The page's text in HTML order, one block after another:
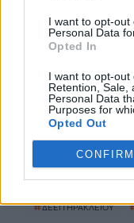
I want to opt-
Personal Data
Opted In
I want to opt-out
Retention, Sale,
Personal Data
Purposes for
Opted Out
CONFIRM
Εμπάρου και τιμή
7 Αυγούστου, 2026
Νέα πυρκαγιά στη
7 Αυγούστου, 2026
TRENDING
#ΔΕΕΠ ΗΡΑΚΛΕΙΟΥ